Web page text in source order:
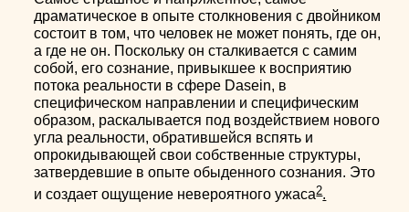
драматическое в опыте столкновения с двойником
состоит в том, что человек не может понять, где он,
а где не он. Поскольку он сталкивается с самим
собой, его сознание, привыкшее к восприятию
потока реальности в сфере Dasein, в
специфическом направлении и специфическим
образом, раскалывается под воздействием нового
угла реальности, обратившейся вспять и
опрокидывающей свои собственные структуры,
затвердевшие в опыте обыденного сознания. Это
и создает ощущение невероятного ужаса2.